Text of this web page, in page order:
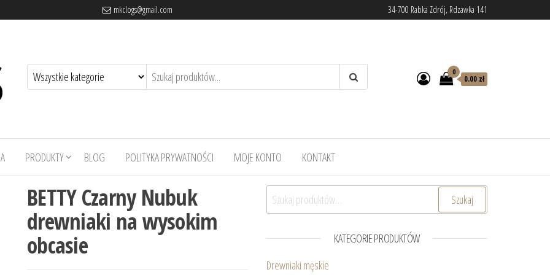
mkclogs@gmail.com 34-700 Rabka Zdrój, Rdzawka 141
0
0.00 zł
PRODUKTY BLOG POLITYKA PRYWATNOŚCI MOJE KONTO KONTAKT
BETTY Czarny Nubuk
drewniaki na wysokim
obcasie
Szukaj: Szukaj
KATEGORIE PRODUKTÓW
Drewniaki męskie